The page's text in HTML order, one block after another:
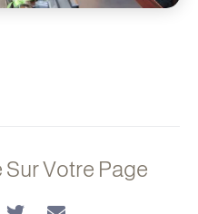
Votre Page